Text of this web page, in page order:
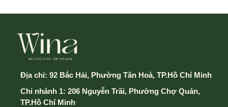
Địa chỉ: 92 Bắc Hải, Phường Tân Hoà, TP.Hồ Chí Minh
Chi nhánh 1: 206 Nguyễn Trãi, Phường Chợ Quán,
TP.Hồ Chí Minh